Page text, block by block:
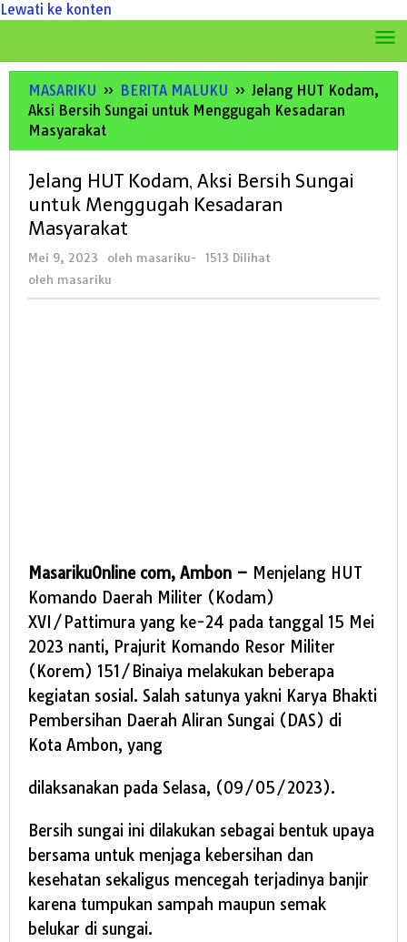
Lewati ke konten
MASARIKU » BERITA MALUKU » Jelang HUT Kodam,
Aksi Bersih Sungai untuk Menggugah Kesadaran
Masyarakat
Jelang HUT Kodam, Aksi Bersih Sungai
untuk Menggugah Kesadaran
Masyarakat
Mei 9, 2023 oleh masariku-
1513 Dilihat
oleh masariku
MasarikuOnline com, Ambon – Menjelang HUT
Komando Daerah Militer (Kodam)
XVI/Pattimura yang ke-24 pada tanggal 15 Mei
2023 nanti, Prajurit Komando Resor Militer
(Korem) 151/Binaiya melakukan beberapa
kegiatan sosial. Salah satunya yakni Karya Bhakti
Pembersihan Daerah Aliran Sungai (DAS) di
Kota Ambon, yang
dilaksanakan pada Selasa, (09/05/2023).
Bersih sungai ini dilakukan sebagai bentuk upaya
bersama untuk menjaga kebersihan dan
kesehatan sekaligus mencegah terjadinya banjir
karena tumpukan sampah maupun semak
belukar di sungai.